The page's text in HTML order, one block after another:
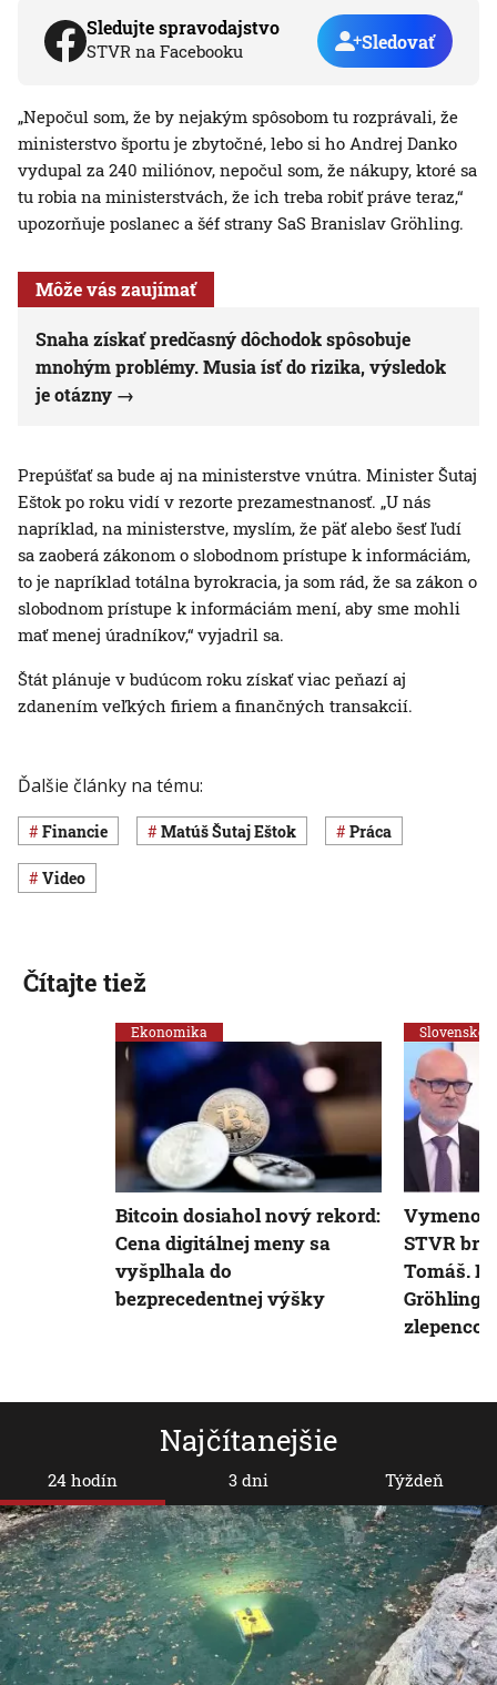
Sledujte spravodajstvo
STVR na Facebooku Sledovať
„Nepočul som, že by nejakým spôsobom tu rozprávali, že
ministerstvo športu je zbytočné, lebo si ho Andrej Danko
vydupal za 240 miliónov, nepočul som, že nákupy, ktoré sa
tu robia na ministerstvách, že ich treba robiť práve teraz,“
upozorňuje poslanec a šéf strany SaS Branislav Gröhling.
Môže vás zaujímať
Snaha získať predčasný dôchodok spôsobuje
mnohým problémy. Musia ísť do rizika, výsledok
je otázny
Prepúšťať sa bude aj na ministerstve vnútra. Minister Šutaj
Eštok po roku vidí v rezorte prezamestnanosť. „U nás
napríklad, na ministerstve, myslím, že päť alebo šesť ľudí
sa zaoberá zákonom o slobodnom prístupe k informáciám,
to je napríklad totálna byrokracia, ja som rád, že sa zákon o
slobodnom prístupe k informáciám mení, aby sme mohli
mať menej úradníkov,“ vyjadril sa.
Štát plánuje v budúcom roku získať viac peňazí aj
zdanením veľkých firiem a finančných transakcií.
Ďalšie články na tému:
Financie Matúš Šutaj Eštok Práca
Video
Najčítanejšie
24 hodín 3 dni Týždeň
Čítajte tiež
Ekonomika
Bitcoin dosiahol nový rekord:
Cena digitálnej meny sa
vyšplhala do
bezprecedentnej výšky
Slovensko
STVR
Tomáš.
Gröhling